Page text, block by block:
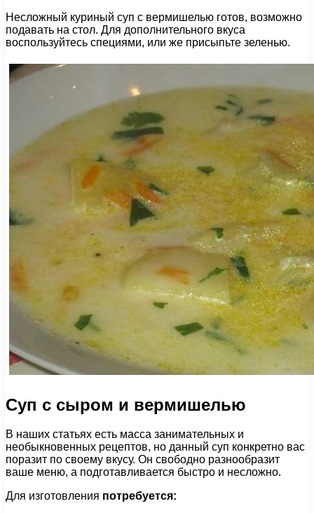
Несложный куриный суп с вермишелью готов, возможно
подавать на стол. Для дополнительного вкуса
воспользуйтесь специями, или же присыпьте зеленью.
Суп с сыром и вермишелью
В наших статьях есть масса занимательных и
необыкновенных рецептов, но данный суп конкретно вас
поразит по своему вкусу. Он свободно разнообразит
ваше меню, а подготавливается быстро и несложно.
Для изготовления потребуется: